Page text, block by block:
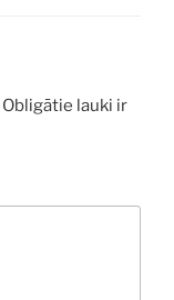
Obligātie lauki ir